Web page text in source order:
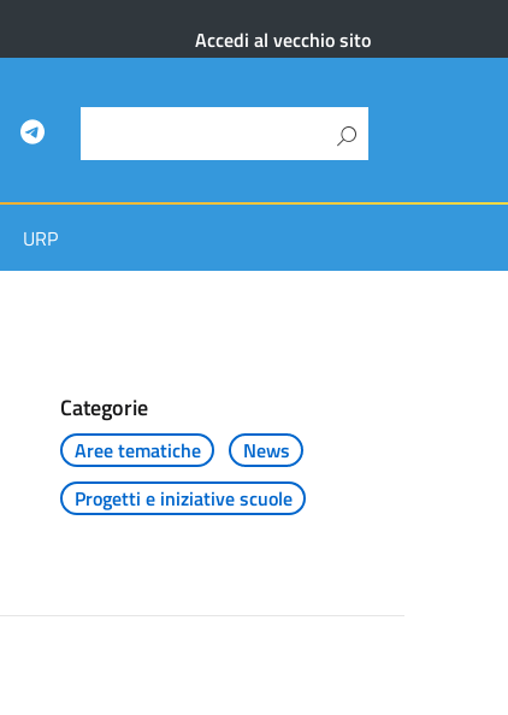
Accedi al vecchio sito
URP
Categorie
Aree tematiche
News
Progetti e iniziative scuole